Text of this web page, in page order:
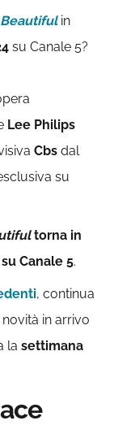
Beautifulin
su Canale 5?
Lee Philips
Cbs dal
su
torna in
Canale 5.
, continua
in arrivo
lasettimana